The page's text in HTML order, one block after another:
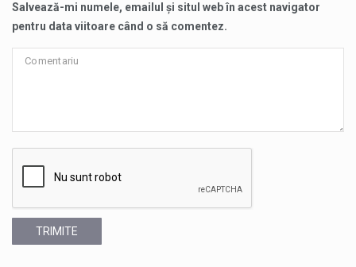
Salvează-mi numele, emailul și situl web în acest navigator
pentru data viitoare când o să comentez.
TRIMITE